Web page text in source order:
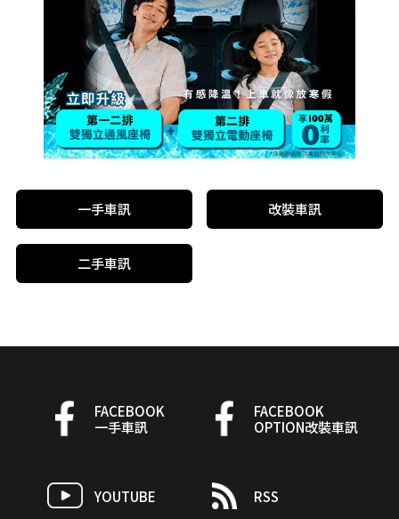
一手車訊 改裝車訊
二手車訊
FACEBOOK
一手車訊
FACEBOOK
OPTION改裝車訊
YOUTUBE RSS